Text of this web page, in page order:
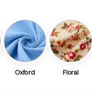
Oxford Floral